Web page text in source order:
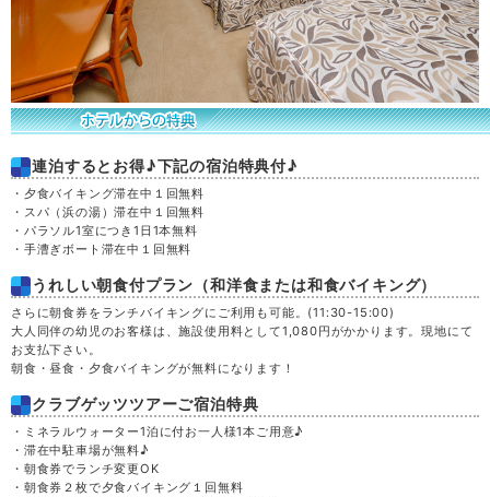
22
日 23
月 24
火 25
水 26
木 27
金 28
土 29
日 30
連泊するとお得♪下記の宿泊特典付♪
・夕食バイキング滞在中１回無料
・スパ（浜の湯）滞在中１回無料
・パラソル1室につき1日1本無料
・手漕ぎボート滞在中１回無料
うれしい朝食付プラン（和洋食または和食バイキング）
さらに朝食券をランチバイキングにご利用も可能。(11:30-15:00)
大人同伴の幼児のお客様は、施設使用料として1,080円がかかります。現地にて
お支払下さい。
朝食・昼食・夕食バイキングが無料になります！
クラブゲッツツアーご宿泊特典
・ミネラルウォーター1泊に付お一人様1本ご用意♪
・滞在中駐車場が無料♪
・朝食券でランチ変更OK
・朝食券２枚で夕食バイキング１回無料